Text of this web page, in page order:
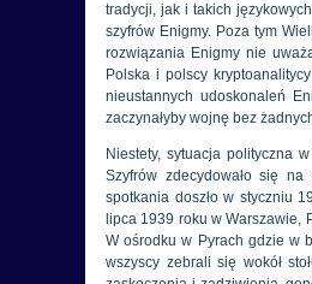
tradycji, jak i takich
szyfrów Enigmy. Poza tym
rozwiązania Enigmy nie
Polska i polscy
nieustannych udoskonaleń
zaczynałyby wojnę bez
Niestety, sytuacja polityczna
Szyfrów zdecydowało się
spotkania doszło w styczniu
lipca 1939 roku w Warszawie,
W ośrodku w Pyrach gdzie w
wszyscy zebrali się wokół